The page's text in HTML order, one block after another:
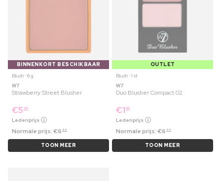
BINNENKORT BESCHIKBAAR
Blush ⋅ 6 g
W7
Strawberry Street Blusher
€5 49
Ledenprijs
Normale prijs:€6 99
TOON MEER
OUTLET
Blush ⋅ 1 st
W7
Duo Blusher Compact 02
€1 99
Ledenprijs
Normale prijs:€6 99
TOON MEER